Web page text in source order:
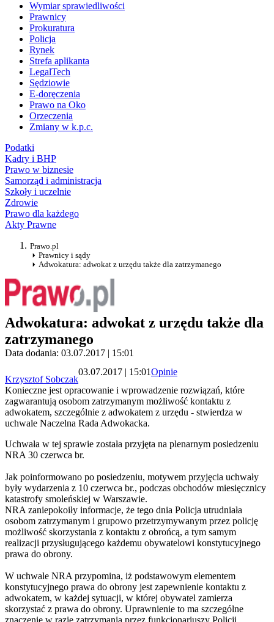
Wymiar sprawiedliwości
Prawnicy
Prokuratura
Policja
Rynek
Strefa aplikanta
LegalTech
Sędziowie
E-doręczenia
Prawo na Oko
Orzeczenia
Zmiany w k.p.c.
Podatki
Kadry i BHP
Prawo w biznesie
Samorząd i administracja
Szkoły i uczelnie
Zdrowie
Prawo dla każdego
Akty Prawne
Prawo.pl
Prawnicy i sądy
Adwokatura: adwokat z urzędu także dla zatrzymanego
Adwokatura: adwokat z urzędu także dla
zatrzymanego
Data dodania: 03.07.2017 | 15:01
Krzysztof Sobczak
03.07.2017 | 15:01Opinie
Konieczne jest opracowanie i wprowadzenie rozwiązań, które
zagwarantują osobom zatrzymanym możliwość kontaktu z
adwokatem, szczególnie z adwokatem z urzędu - stwierdza w
uchwale Naczelna Rada Adwokacka.
Uchwała w tej sprawie została przyjęta na plenarnym posiedzeniu
NRA 30 czerwca br.
Jak poinformowano po posiedzeniu, motywem przyjęcia uchwały
były wydarzenia z 10 czerwca br., podczas obchodów miesięcznicy
katastrofy smoleńskiej w Warszawie.
NRA zaniepokoiły informacje, że tego dnia Policja utrudniała
osobom zatrzymanym i grupowo przetrzymywanym przez policję
możliwość skorzystania z kontaktu z obrońcą, a tym samym
realizacji przysługującego każdemu obywatelowi konstytucyjnego
prawa do obrony.
W uchwale NRA przypomina, iż podstawowym elementem
konstytucyjnego prawa do obrony jest zapewnienie kontaktu z
adwokatem, w każdej sytuacji, w której obywatel zamierza
skorzystać z prawa do obrony. Uprawnienie to ma szczególne